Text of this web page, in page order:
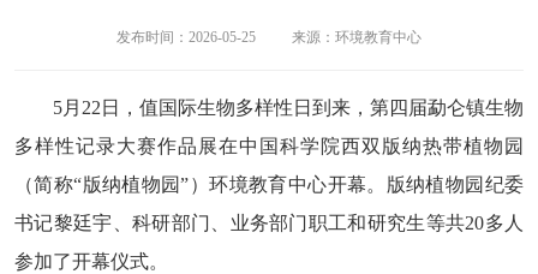
发布时间：2026-05-25 来源：环境教育中心
5月22日，值国际生物多样性日到来，第四届勐仑镇生物
多样性记录大赛作品展在中国科学院西双版纳热带植物园
（简称“版纳植物园”）环境教育中心开幕。版纳植物园纪委
书记黎廷宇、科研部门、业务部门职工和研究生等共20多人
参加了开幕仪式。